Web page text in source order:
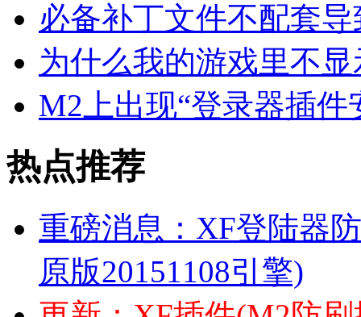
必备补丁文件不配套
为什么我的游戏里不
M2上出现“登录器插件
热点推荐
重磅消息：XF登陆器
原版20151108引擎)